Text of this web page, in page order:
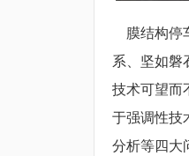
膜结构停
系、坚如磐
技术可望而
于强调性技
分析等四大